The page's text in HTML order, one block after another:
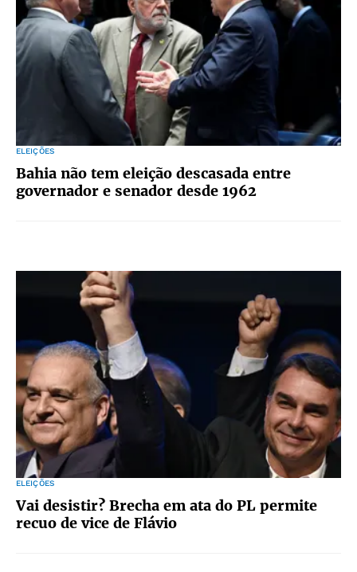
ELEIÇÕES
Bahia não tem eleição descasada entre
governador e senador desde 1962
ELEIÇÕES
Vai desistir? Brecha em ata do PL permite
recuo de vice de Flávio